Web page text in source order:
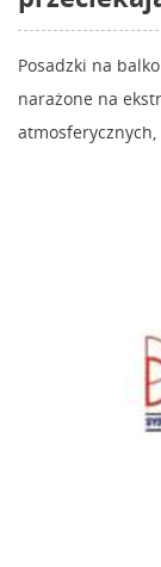
Posadzki na
narażone na